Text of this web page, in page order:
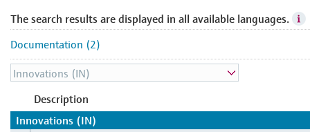
The search results are displayed in all available languages.
Documentation (2)
Description
Innovations (IN)